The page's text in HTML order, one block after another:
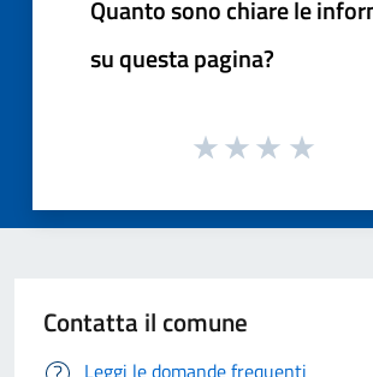
Quanto sono chiare le
su questa pagina?
Contatta il comune
Leggi le domande frequenti